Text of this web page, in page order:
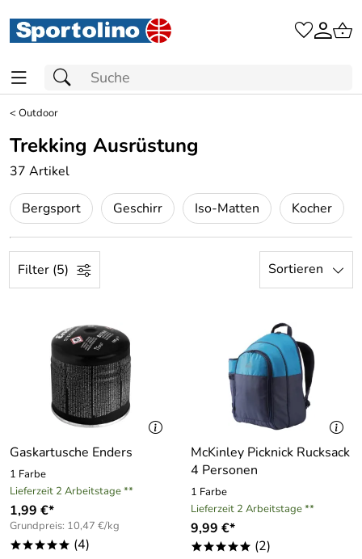
<Outdoor
Trekking Ausrüstung
37 Artikel
Bergsport Geschirr Iso-Matten Kocher
Filter (5) Sortieren
Gaskartusche Enders
1 Farbe
Lieferzeit 2 Arbeitstage **
1,99 €*
Grundpreis: 10,47 €/kg
***** (4)
McKinley Picknick Rucksack
4 Personen
1 Farbe
Lieferzeit 2 Arbeitstage **
9,99 €*
***** (2)